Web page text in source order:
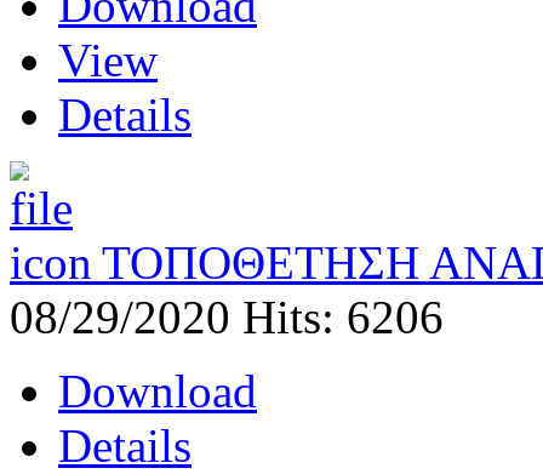
View
Details
ΤΟΠΟΘΕΤΗΣΗ
08/29/2020 Hits: 6206
Download
Details